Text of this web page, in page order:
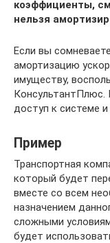
коэффициенты,
нельзя
Если вы
амортизацию
имуществу,
КонсультантПлюс.
доступ к системе
Пример
Транспортная
который будет
вместе со всем
назначением
сложными
будет